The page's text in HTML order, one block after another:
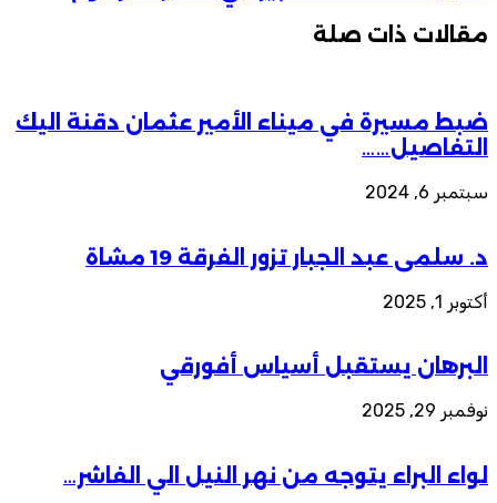
مقالات ذات صلة
ضبط مسيرة في ميناء الأمير عثمان دقنة اليك
التفاصيل……
سبتمبر 6, 2024
د. سلمى عبد الجبار تزور الفرقة 19 مشاة
أكتوبر 1, 2025
البرهان يستقبل أسياس أفورقي
نوفمبر 29, 2025
لواء البراء يتوجه من نهر النيل الي الفاشر…